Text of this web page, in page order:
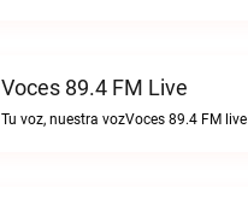
Voces 89.4 FM Live
Tu voz, nuestra vozVoces 89.4 FM live